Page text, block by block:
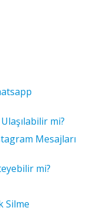
mi?
Mesajları
mi?
Silme